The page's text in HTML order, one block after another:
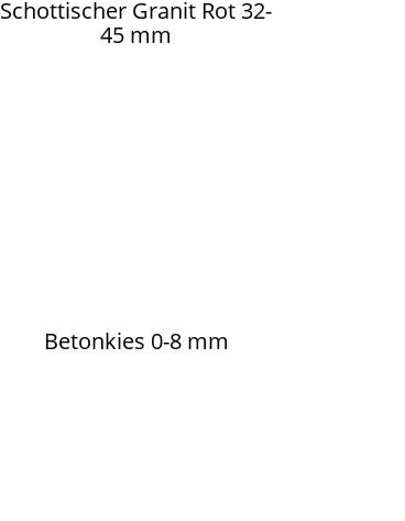
Schottischer Granit Rot 32-
45 mm
Betonkies 0-8 mm